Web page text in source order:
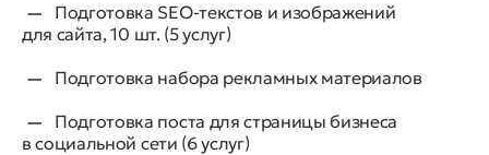
Подготовка SEO-текстов и изображений
для сайта, 10 шт. (5 услуг)
Подготовка набора рекламных материалов
Подготовка поста для страницы бизнеса
в социальной сети (6 услуг)